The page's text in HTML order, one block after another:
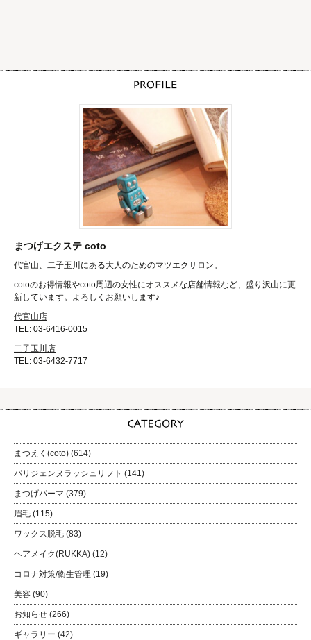
まつげエクステ coto
代官山、二子玉川にある大人のためのマツエクサロン。
cotoのお得情報やcoto周辺の女性にオススメな店舗情報など、盛り沢山に更
新しています。よろしくお願いします♪
代官山店
TEL: 03-6416-0015
二子玉川店
TEL: 03-6432-7717
まつえく(coto) (614)
パリジェンヌラッシュリフト (141)
まつげパーマ (379)
眉毛 (115)
ワックス脱毛 (83)
ヘアメイク(RUKKA) (12)
コロナ対策/衛生管理 (19)
美容 (90)
お知らせ (266)
ギャラリー (42)